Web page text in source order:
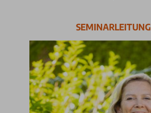
SEMINARLEITUNG